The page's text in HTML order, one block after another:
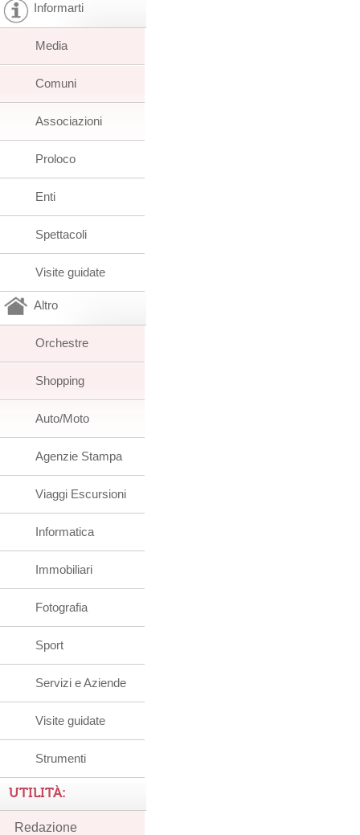
Informarti
Media
Comuni
Associazioni
Proloco
Enti
Spettacoli
Visite guidate
Altro
Orchestre
Shopping
Auto/Moto
Agenzie Stampa
Viaggi Escursioni
Informatica
Immobiliari
Fotografia
Sport
Servizi e Aziende
Visite guidate
Strumenti
UTILITÀ:
Redazione